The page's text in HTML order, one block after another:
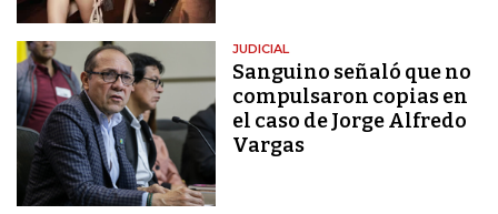
JUDICIAL
Sanguino señaló que no
compulsaron copias en
el caso de Jorge Alfredo
Vargas